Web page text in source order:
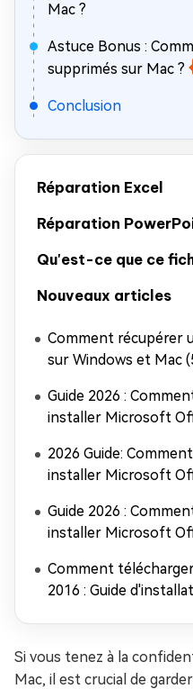
Mac ?
Astuce Bonus :
supprimés sur Mac ?
Conclusion
Réparation Excel
Réparation
Qu'est-ce que ce
Nouveaux articles
Comment récupérer
sur Windows et Mac
Guide 2026 :
installer Microsoft
2026 Guide:
installer Microsoft
Guide 2026 :
installer Microsoft
Comment
2016 : Guide
Si vous tenez à la
Mac, il est crucial de